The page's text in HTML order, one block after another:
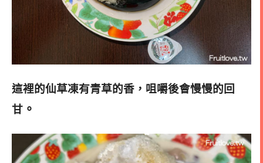
這裡的仙草凍有青草的香，咀嚼後會慢慢的回
甘 。